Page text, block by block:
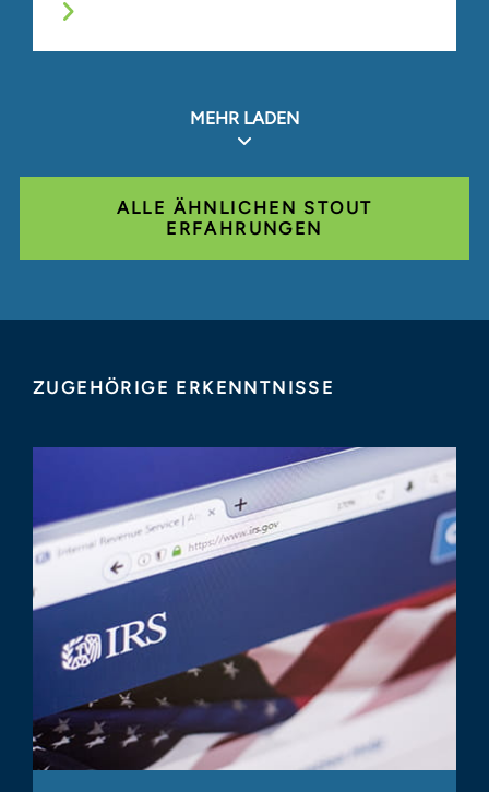
MEHR LADEN
ALLE ÄHNLICHEN STOUT
ERFAHRUNGEN
ZUGEHÖRIGE ERKENNTNISSE